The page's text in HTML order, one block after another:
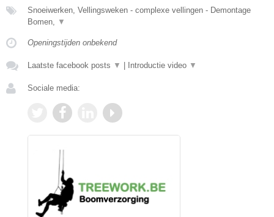
Snoeiwerken, Vellingsweken - complexe vellingen - Demontage
Bomen,
▼
Openingstijden onbekend
Laatste facebook posts ▼ Introductie video ▼
Sociale media: